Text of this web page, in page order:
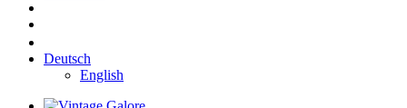
Deutsch
English